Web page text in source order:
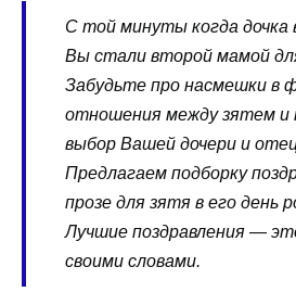
С той минуты когда дочка
Вы стали второй мамой
Забудьте про насмешки в
отношения между зятем
выбор Вашей дочери и
Предлагаем подборку
прозе для зятя в его день
Лучшие поздравления —
своими словами.